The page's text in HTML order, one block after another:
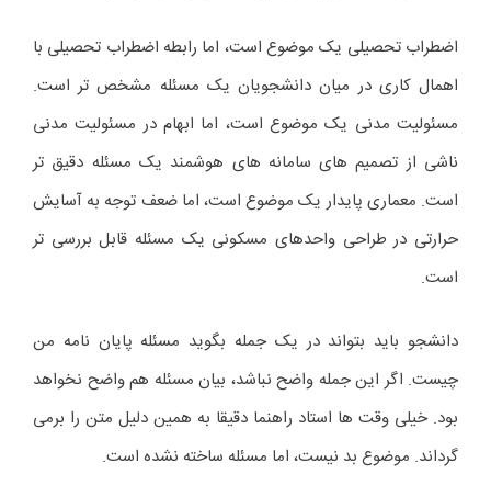
اضطراب تحصیلی یک موضوع است، اما رابطه اضطراب تحصیلی با
اهمال کاری در میان دانشجویان یک مسئله مشخص تر است.
مسئولیت مدنی یک موضوع است، اما ابهام در مسئولیت مدنی
ناشی از تصمیم های سامانه های هوشمند یک مسئله دقیق تر
است. معماری پایدار یک موضوع است، اما ضعف توجه به آسایش
حرارتی در طراحی واحدهای مسکونی یک مسئله قابل بررسی تر
است.
دانشجو باید بتواند در یک جمله بگوید مسئله پایان نامه من
چیست. اگر این جمله واضح نباشد، بیان مسئله هم واضح نخواهد
بود. خیلی وقت ها استاد راهنما دقیقا به همین دلیل متن را برمی
گرداند. موضوع بد نیست، اما مسئله ساخته نشده است.